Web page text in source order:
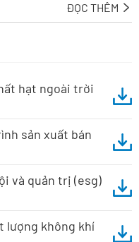
ĐỌC THÊM 
hạt ngoài trời
sản xuất bán
và quản trị (esg)
lượng không khí